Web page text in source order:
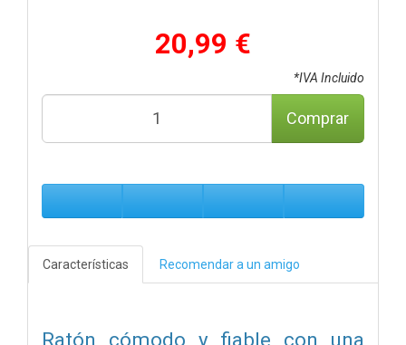
20,99 €
*IVA Incluido
Comprar
Características Recomendar a un amigo
Ratón cómodo y fiable con una